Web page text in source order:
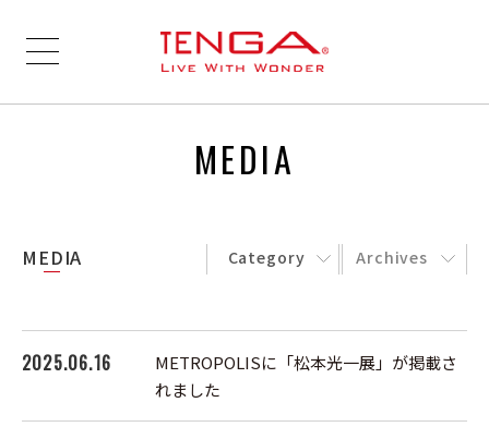
MEDIA
MEDIA Category Archives
2025.06.16
METROPOLISに「松本光一展」が掲載さ
れました